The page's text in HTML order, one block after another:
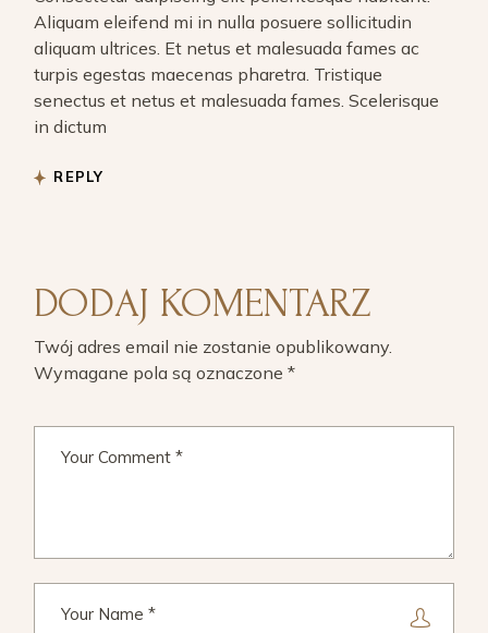
Aliquam eleifend mi in nulla posuere sollicitudin
aliquam ultrices. Et netus et malesuada fames ac
turpis egestas maecenas pharetra. Tristique
senectus et netus et malesuada fames. Scelerisque
in dictum
REPLY
DODAJ KOMENTARZ
Twój adres email nie zostanie opublikowany.
Wymagane pola są oznaczone*